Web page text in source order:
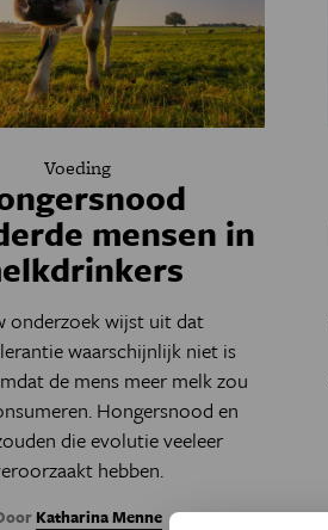
Voeding
mensen in
onderzoek wijst uit dat
waarschijnlijk niet is
de mens meer melk zou
Hongersnood en
die evolutie veeleer
hebben.
Katharina Menne